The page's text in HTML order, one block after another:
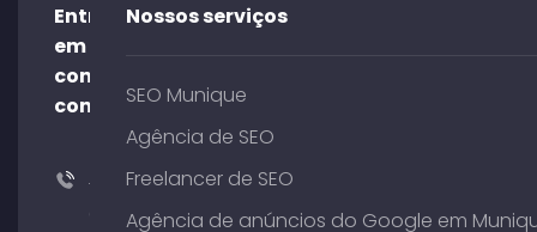
Entre
em
contato
conosco!
+49
Nossos serviços
SEO Munique
Agência de SEO
Freelancer de SEO
Agência de anúncios do Google em